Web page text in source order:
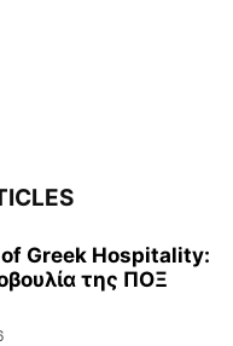
Greek Hospitality:
της ΠΟΞ